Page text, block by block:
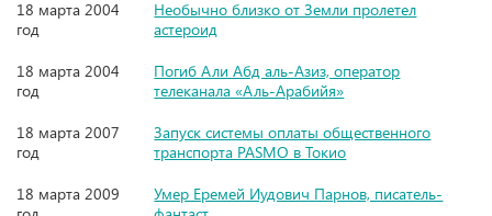
18 марта 2004
год
Необычно близко от Земли пролетел
астероид
18 марта 2004
год
Погиб Али Абд аль-Азиз, оператор
телеканала «Аль-Арабийя»
18 марта 2007
год
Запуск системы оплаты общественного
транспорта PASMO в Токио
18 марта 2009
Умер Еремей Иудович Парнов, писатель-